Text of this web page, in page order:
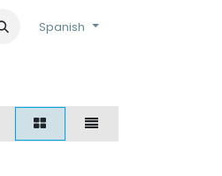
Spanish